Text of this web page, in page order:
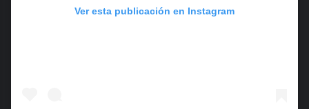
Ver esta publicación en Instagram